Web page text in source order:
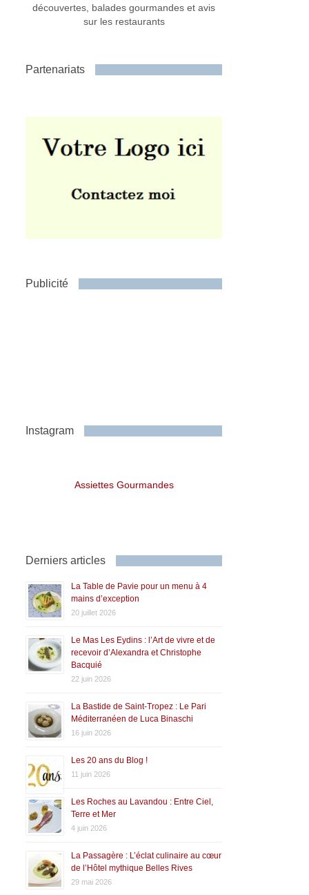
découvertes, balades gourmandes et avis
sur les restaurants
Partenariats
Publicité
Instagram
Assiettes Gourmandes
Derniers articles
La Table de Pavie pour un menu à 4
mains d’exception
20 juillet 2026
Le Mas Les Eydins : l’Art de vivre et de
recevoir d’Alexandra et Christophe
Bacquié
22 juin 2026
La Bastide de Saint-Tropez : Le Pari
Méditerranéen de Luca Binaschi
16 juin 2026
Les 20 ans du Blog !
11 juin 2026
Les Roches au Lavandou : Entre Ciel,
Terre et Mer
4 juin 2026
La Passagère : L’éclat culinaire au cœur
de l’Hôtel mythique Belles Rives
29 mai 2026